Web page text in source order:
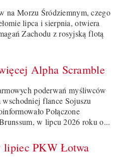
na Morzu Śródziemnym, czego
lipca i sierpnia, otwiera
Zachodu z rosyjską flotą
Alpha Scramble
poderwań myśliwców
flance Sojuszu
Połączone
w lipcu 2026 roku o...
lipiec PKW Łotwa